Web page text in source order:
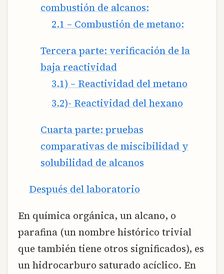
combustión de alcanos:
2.1 – Combustión de metano:
Tercera parte: verificación de la
baja reactividad
3.1) – Reactividad del metano
3.2)- Reactividad del hexano
Cuarta parte: pruebas
comparativas de miscibilidad y
solubilidad de alcanos
Después del laboratorio
En química orgánica, un alcano, o
parafina (un nombre histórico trivial
que también tiene otros significados), es
un hidrocarburo saturado acíclico. En